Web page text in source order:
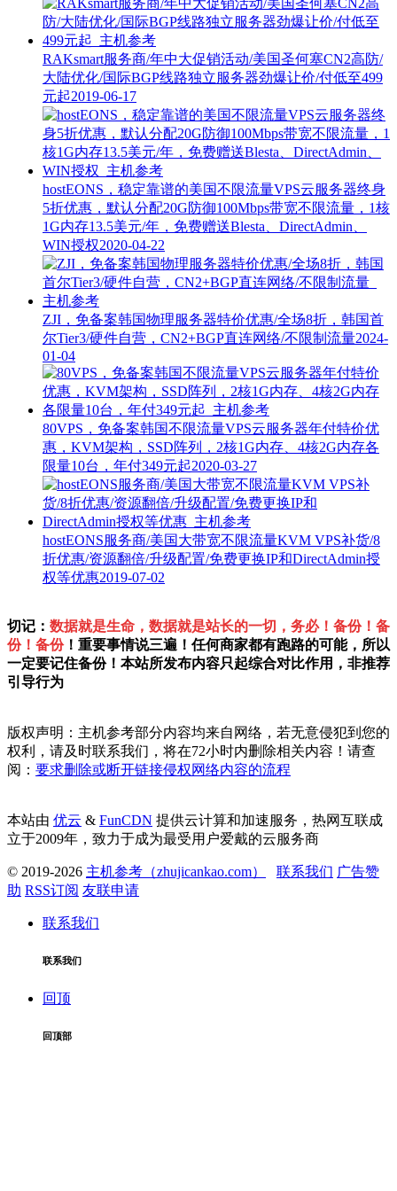
RAKsmart服务商/年中大促销活动/美国圣何塞CN2高防/
大陆优化/国际BGP线路独立服务器劲爆让价/付低至499
元起2019-06-17
hostEONS，稳定靠谱的美国不限流量VPS云服务器终身
5折优惠，默认分配20G防御100Mbps带宽不限流量，1核
1G内存13.5美元/年，免费赠送Blesta、DirectAdmin、
WIN授权2020-04-22
ZJI，免备案韩国物理服务器特价优惠/全场8折，韩国首
尔Tier3/硬件自营，CN2+BGP直连网络/不限制流量2024-
01-04
80VPS，免备案韩国不限流量VPS云服务器年付特价优
惠，KVM架构，SSD阵列，2核1G内存、4核2G内存各
限量10台，年付349元起2020-03-27
hostEONS服务商/美国大带宽不限流量KVM VPS补货/8
折优惠/资源翻倍/升级配置/免费更换IP和DirectAdmin授
权等优惠2019-07-02
切记： 数据就是生命，数据就是站长的一切，务必！备份！备
份！备份！重要事情说三遍！任何商家都有跑路的可能，所以
一定要记住备份！本站所发布内容只起综合对比作用，非推荐
引导行为
版权声明：主机参考部分内容均来自网络，若无意侵犯到您的
权利，请及时联系我们，将在72小时内删除相关内容！请查
阅： 要求删除或断开链接侵权网络内容的流程
本站由 优云 & FunCDN 提供云计算和加速服务，热网互联成
立于2009年，致力于成为最受用户爱戴的云服务商
© 2019-2026 主机参考（zhujicankao.com） 联系我们 广告赞
助 RSS订阅 友联申请
联系我们
联系我们
回顶
回顶部